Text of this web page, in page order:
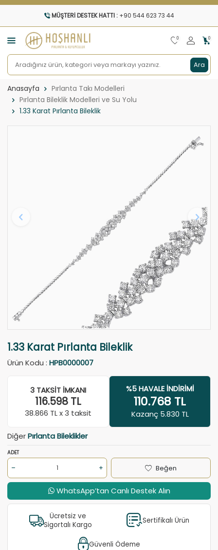
MÜŞTERI DESTEK HATTI : +90 544 623 73 44
Ara
0 0
Anasayfa
Pırlanta Takı Modelleri
Pırlanta Bileklik Modelleri ve Su Yolu
1.33 Karat Pırlanta Bileklik
1.33 Karat Pırlanta Bileklik
Ürün Kodu : HPB0000007
3 TAKSIT İMKANI
116.598 TL
38.866 TL x 3 taksit
%5 HAVALE İNDIRIMI
110.768 TL
Kazanç 5.830 TL
DiğerPırlanta Bileklikler
ADET
Beğen
WhatsApp’tan Canlı Destek Alın
Ücretsiz ve
Sigortalı Kargo
Sertifikalı Ürün
Güvenli Ödeme